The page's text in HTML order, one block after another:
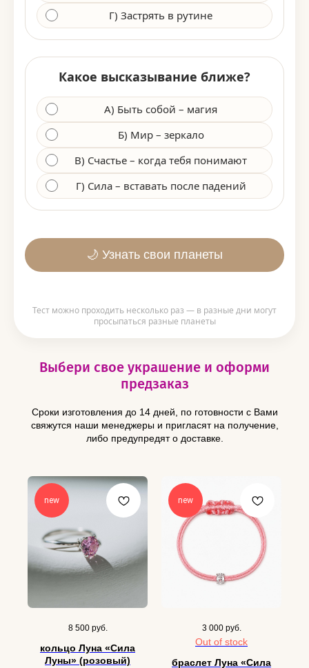
Г) Застрять в рутине
Какое высказывание ближе?
А) Быть собой – магия
Б) Мир – зеркало
В) Счастье – когда тебя понимают
Г) Сила – вставать после падений
🌙 Узнать свои планеты
Тест можно проходить несколько раз — в разные дни могут
просыпаться разные планеты
Выбери свое украшение и оформи
предзаказ
Сроки изготовления до 14 дней, по готовности с Вами
свяжутся наши менеджеры и пригласят на получение,
либо предупредят о доставке.
new
8 500 руб.
кольцо Луна «Сила
Луны» (розовый)
new
3 000 руб.
Out of stock
браслет Луна «Сила